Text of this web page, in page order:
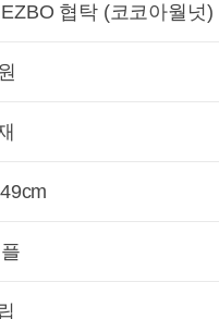
협탁 (코코아월넛)